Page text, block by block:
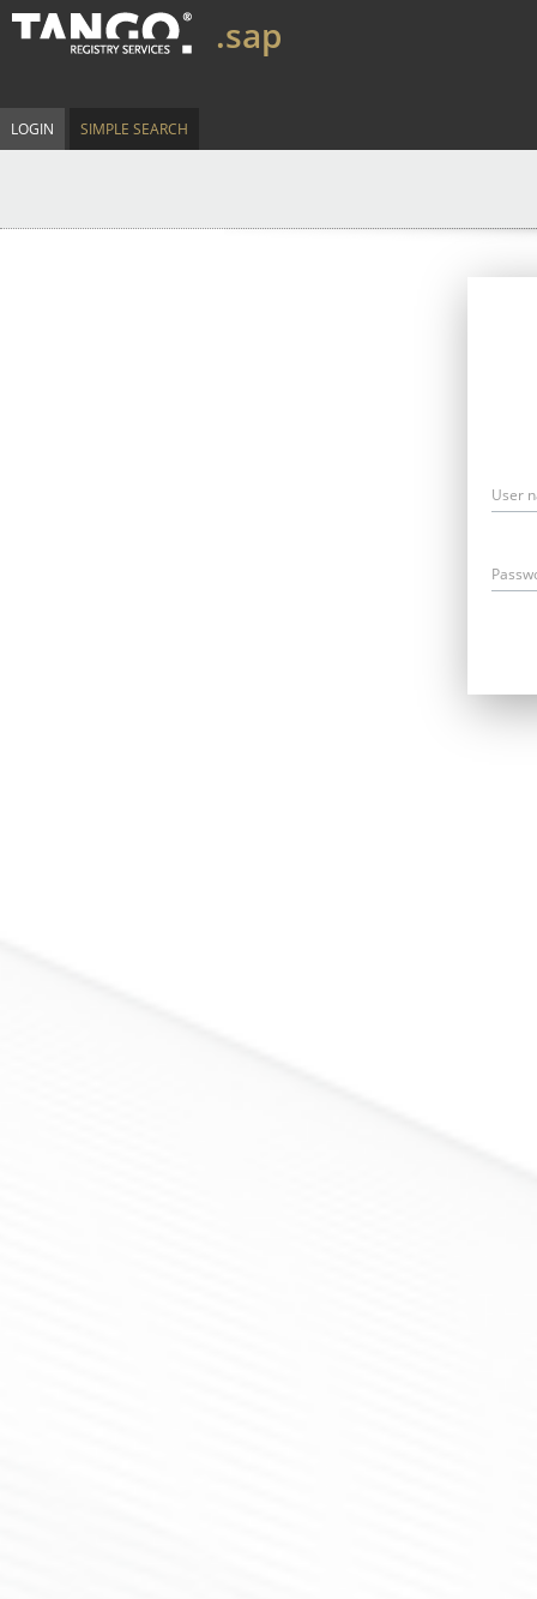
.sap
LOGIN SIMPLE SEARCH
User